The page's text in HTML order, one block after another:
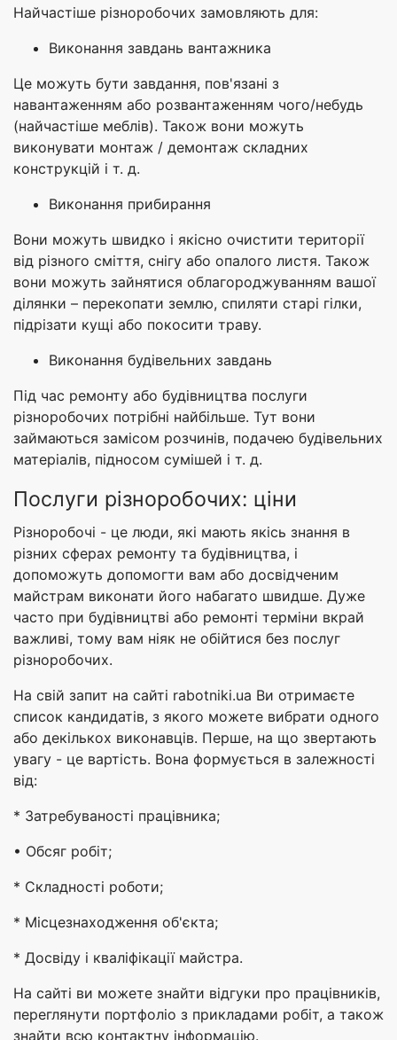
Найчастіше різноробочих замовляють для:
Виконання завдань вантажника
Це можуть бути завдання, пов'язані з
навантаженням або розвантаженням чого/небудь
(найчастіше меблів). Також вони можуть
виконувати монтаж / демонтаж складних
конструкцій і т. д.
Виконання прибирання
Вони можуть швидко і якісно очистити території
від різного сміття, снігу або опалого листя. Також
вони можуть зайнятися облагороджуванням вашої
ділянки – перекопати землю, спиляти старі гілки,
підрізати кущі або покосити траву.
Виконання будівельних завдань
Під час ремонту або будівництва послуги
різноробочих потрібні найбільше. Тут вони
займаються замісом розчинів, подачею будівельних
матеріалів, підносом сумішей і т. д.
Послуги різноробочих: ціни
Різноробочі - це люди, які мають якісь знання в
різних сферах ремонту та будівництва, і
допоможуть допомогти вам або досвідченим
майстрам виконати його набагато швидше. Дуже
часто при будівництві або ремонті терміни вкрай
важливі, тому вам ніяк не обійтися без послуг
різноробочих.
На свій запит на сайті rabotniki.ua Ви отримаєте
список кандидатів, з якого можете вибрати одного
або декількох виконавців. Перше, на що звертають
увагу - це вартість. Вона формується в залежності
від:
* Затребуваності працівника;
• Обсяг робіт;
* Складності роботи;
* Місцезнаходження об'єкта;
* Досвіду і кваліфікації майстра.
На сайті ви можете знайти відгуки про працівників,
переглянути портфоліо з прикладами робіт, а також
знайти всю контактну інформацію.